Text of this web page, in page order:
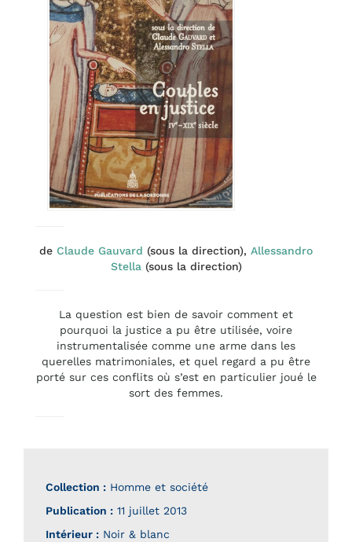
de Claude Gauvard (sous la direction), Allessandro
Stella(sous la direction)
La question est bien de savoir comment et
pourquoi la justice a pu être utilisée, voire
instrumentalisée comme une arme dans les
querelles matrimoniales, et quel regard a pu être
porté sur ces conflits où s’est en particulier joué le
sort des femmes.
Collection : Homme et société
Publication : 11 juillet 2013
Intérieur : Noir & blanc